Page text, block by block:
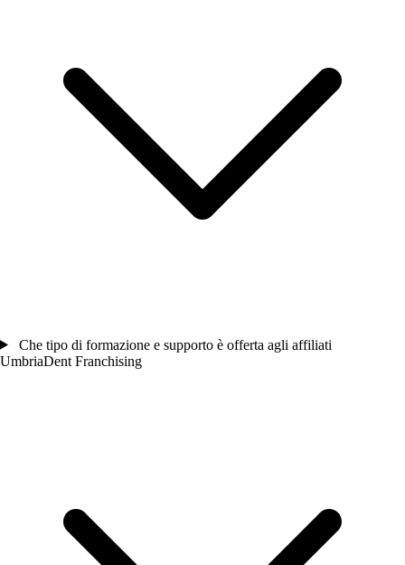
Che tipo di formazione e supporto è offerta agli affiliati
UmbriaDent Franchising